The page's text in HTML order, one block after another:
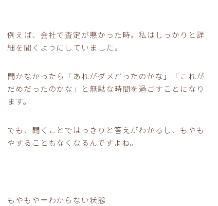
例えば、会社で査定が悪かった時。私はしっかりと詳
細を聞くようにしていました。
聞かなかったら「あれがダメだったのかな」「これが
だめだったのかな」と無駄な時間を過ごすことになり
ます。
でも、聞くことではっきりと答えがわかるし、もやも
やすることもなくなるんですよね。
もやもや＝わからない状態